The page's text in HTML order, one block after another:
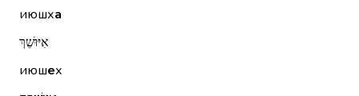
июшха
אִיּוּשֵׁךְ
июшех